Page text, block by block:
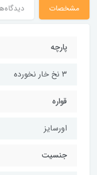
مشخصات
پارچه
۳ نخ خار نخورده
قواره
اورسایز
جنسیت